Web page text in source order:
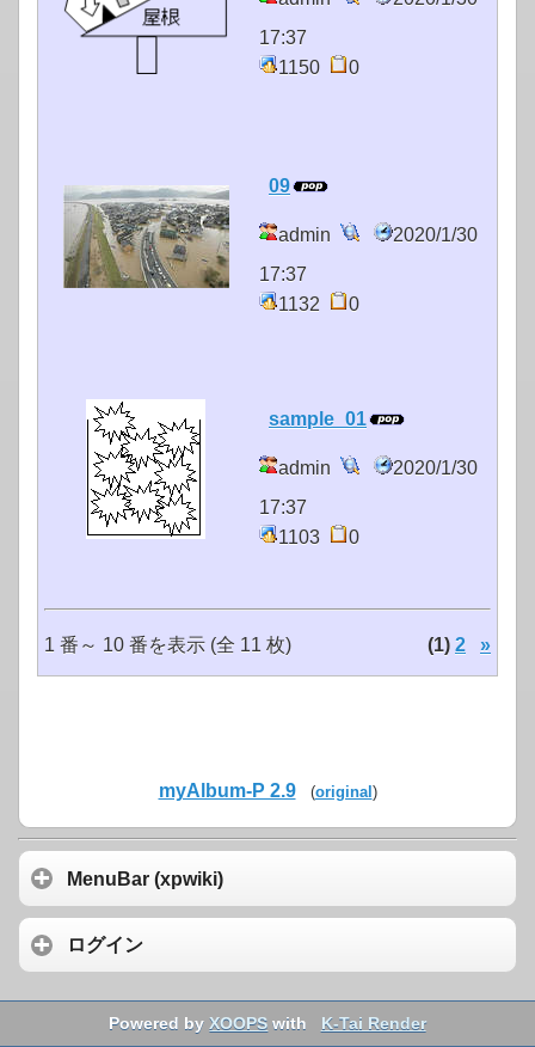
17:37
1150
0
09
admin
2020/1/30
17:37
1132
0
sample_01
admin
2020/1/30
17:37
1103
0
1 番～ 10 番を表示 (全 11 枚) (1) 2 »
myAlbum-P 2.9 (original )
MenuBar (xpwiki)
ログイン
Powered byXOOPS with K-Tai Render